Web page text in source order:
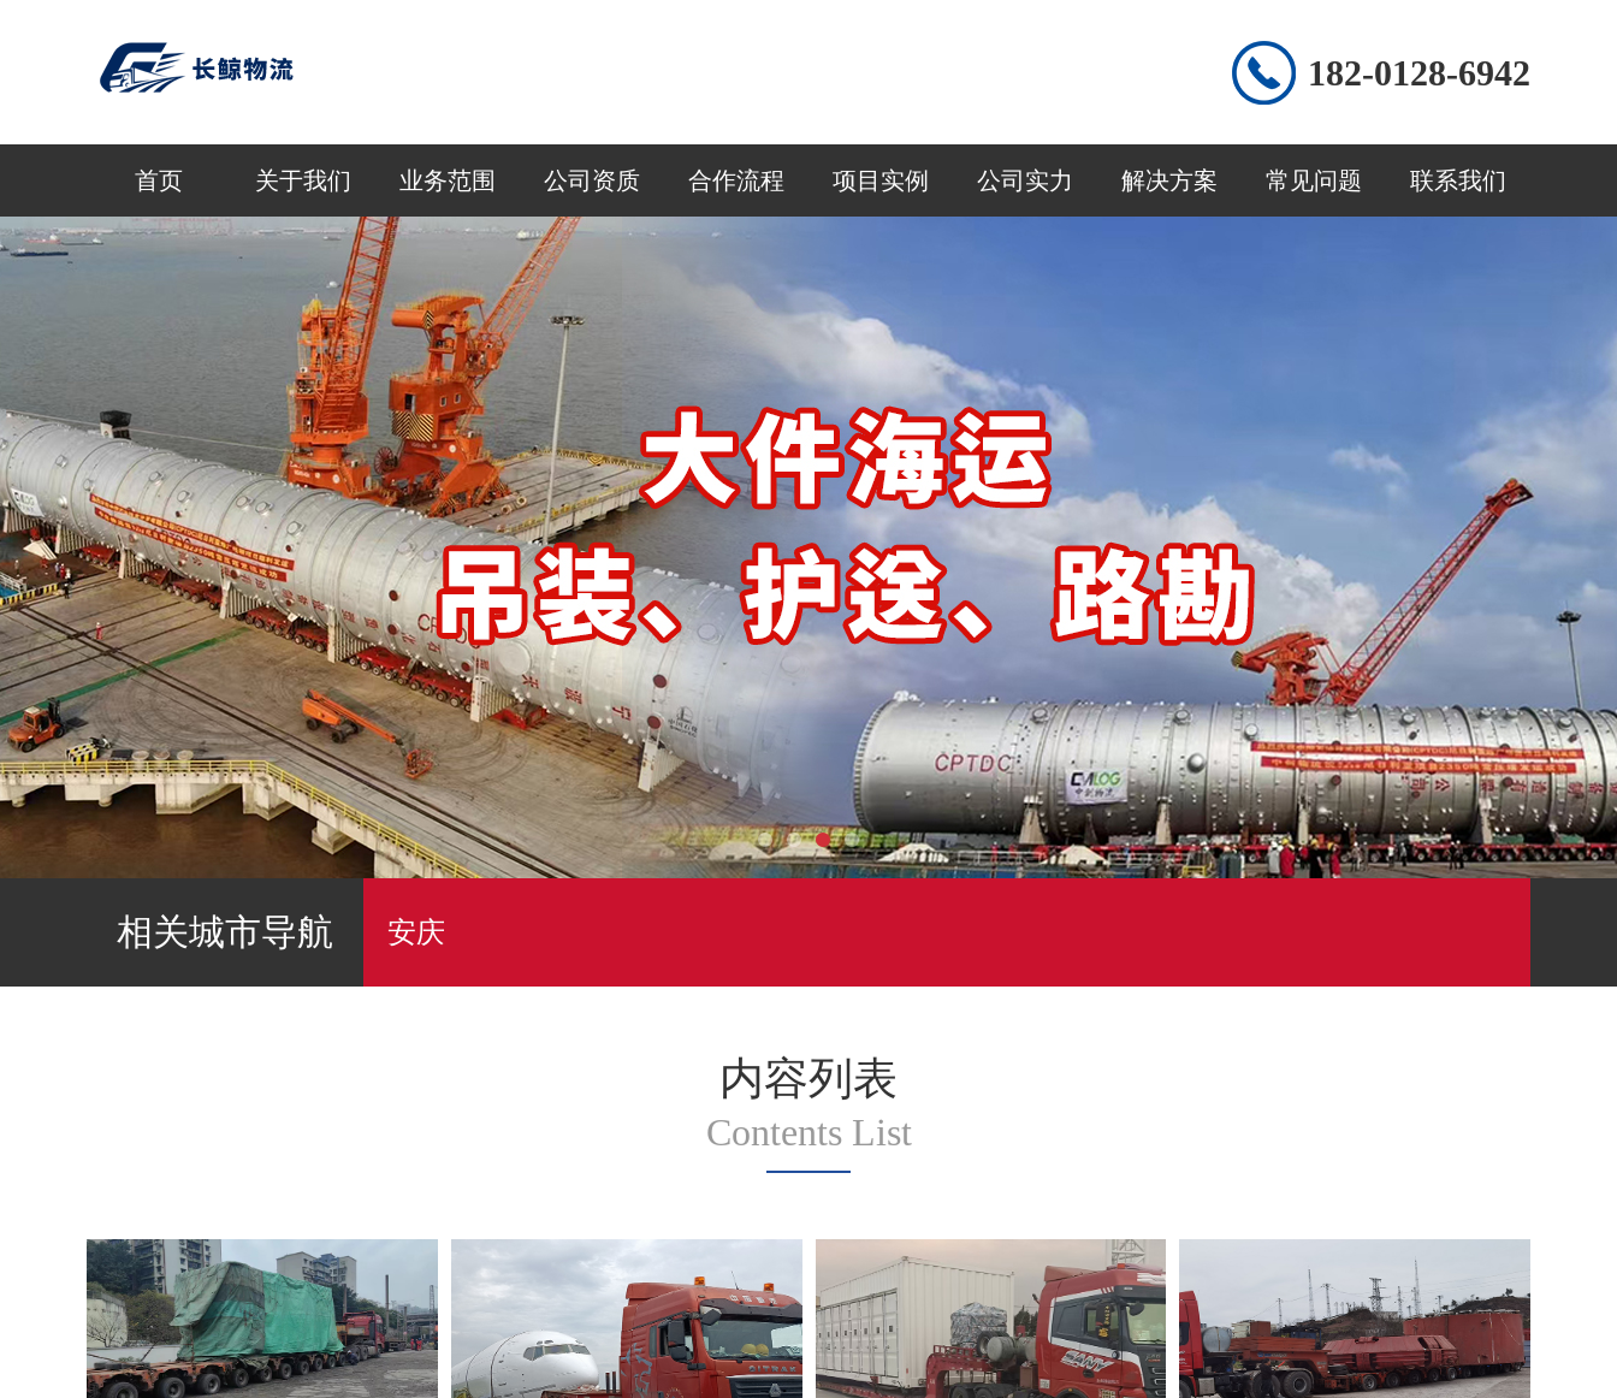
182-0128-6942
首页 关于我们 业务范围 公司资质 合作流程 项目实例 公司实力 解决方案 常见问题 联系我们
相关城市导航 安庆
内容列表
Contents List